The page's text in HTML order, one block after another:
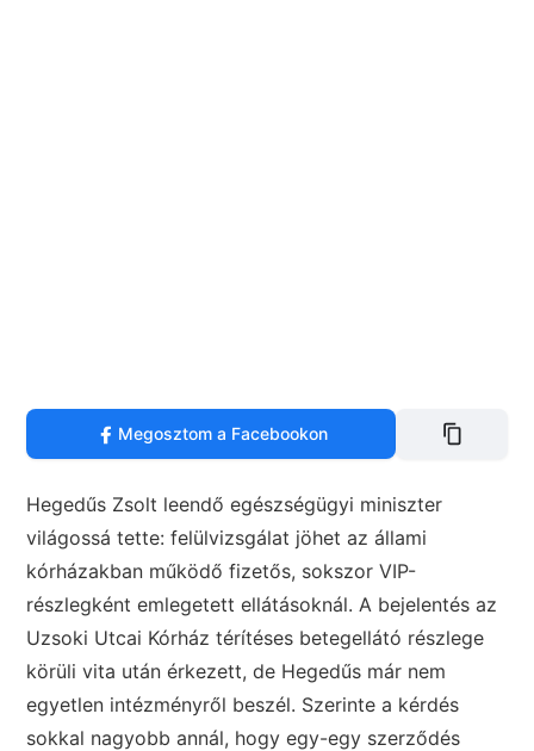
Megosztom a Facebookon
Hegedűs Zsolt leendő egészségügyi miniszter
világossá tette: felülvizsgálat jöhet az állami
kórházakban működő fizetős, sokszor VIP-
részlegként emlegetett ellátásoknál. A bejelentés az
Uzsoki Utcai Kórház térítéses betegellátó részlege
körüli vita után érkezett, de Hegedűs már nem
egyetlen intézményről beszél. Szerinte a kérdés
sokkal nagyobb annál, hogy egy-egy szerződés